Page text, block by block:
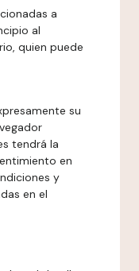
a
al
quien puede
su
tendrá la
en
y
en el